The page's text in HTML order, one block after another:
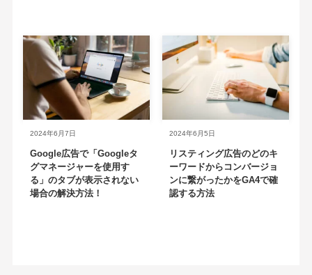
Google広告で「Googleタ
グマネージャーを使用す
る」のタブが表示されない
場合の解決方法！
2024年6月7日
リスティング広告のどのキ
ーワードからコンバージョ
ンに繋がったかをGA4で確
認する方法
2024年6月5日